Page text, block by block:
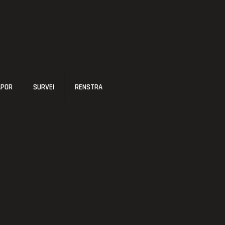
SURVEI RENSTRA